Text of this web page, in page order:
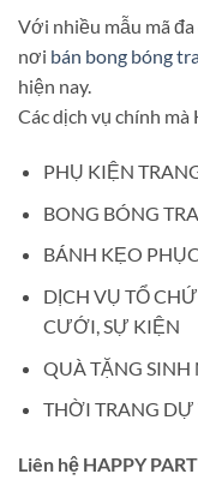
Với nhiều mẫu mã đa
nơi bán bong bóng
hiện nay.
Các dịch vụ chính mà
PHỤ KIỆN
BONG BÓNG
BÁNH KẸO
DỊCH VỤ TỔ
CƯỚI, SỰ KIỆN
QUÀ TẶNG SINH
THỜI TRANG DỰ
Liên hệ HAPPY